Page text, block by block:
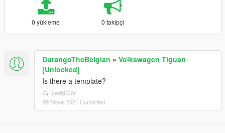
0 yükleme 0 takipçi
DurangoTheBelgian » Volkswagen Tiguan
[Unlocked]
Is there a template?
İçeriği Gör
29 Mayıs 2021 Cumartesi